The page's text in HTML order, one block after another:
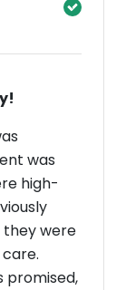
was
high-
were
promised,